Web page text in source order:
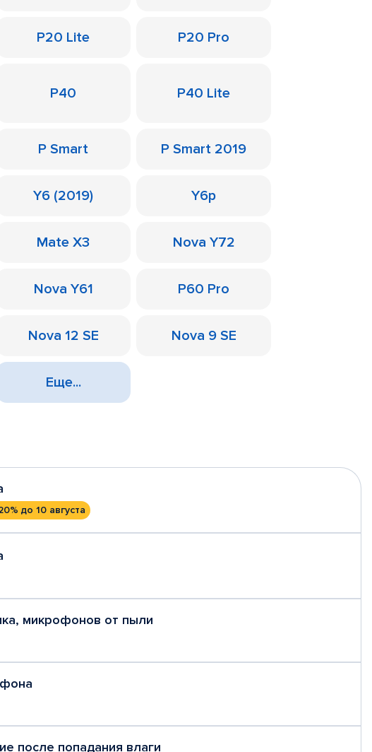
P20 Lite P20 Pro
P40 P40 Lite
P Smart P Smart 2019
Y6 (2019) Y6p
Mate X3 Nova Y72
Nova Y61 P60 Pro
Nova 12 SE Nova 9 SE
Еще...
до 10 августа
микрофонов от пыли
после попадания влаги